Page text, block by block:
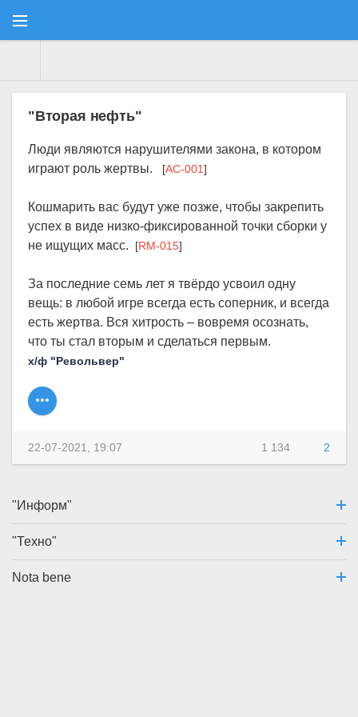
"Вторая нефть"
Люди являются нарушителями закона, в котором
играют роль жертвы. [AC-001]
Кошмарить вас будут уже позже, чтобы закрепить
успех в виде низко-фиксированной точки сборки у
не ищущих масс. [RM-015]
За последние семь лет я твёрдо усвоил одну
вещь: в любой игре всегда есть соперник, и всегда
есть жертва. Вся хитрость – вовремя осознать,
что ты стал вторым и сделаться первым.
х/ф "Револьвер"
1 134 2
22-07-2021, 19:07
"Информ"
"Техно"
Nota bene